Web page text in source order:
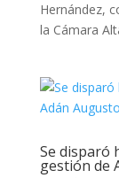
Hernández,
la Cámara
Se disparó
gestión de